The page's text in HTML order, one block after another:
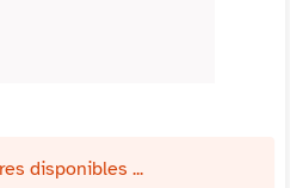
disponibles ...